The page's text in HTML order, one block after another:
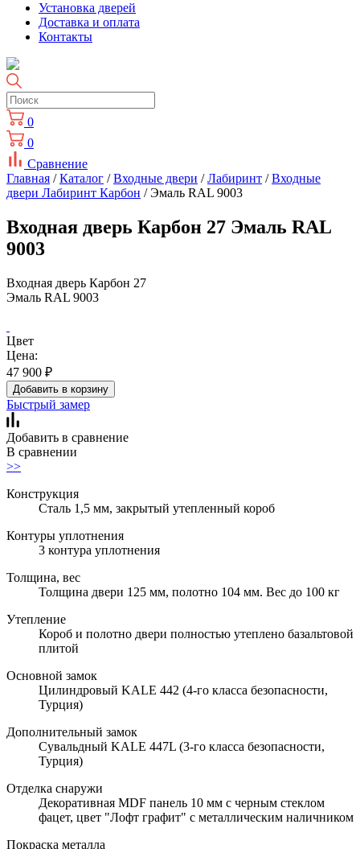
Установка дверей
Доставка и оплата
Контакты
0
0
Сравнение
Главная /Каталог /Входные двери /Лабиринт /Входные
двери Лабиринт Карбон / Эмаль RAL 9003
Входная дверь Карбон 27 Эмаль RAL
9003
Входная дверь Карбон 27
Эмаль RAL 9003
Цвет
Цена:
47 900 ₽
Добавить в корзину
Быстрый замер
Добавить в сравнение
В сравнении
>>
Конструкция
Сталь 1,5 мм, закрытый утепленный короб
Контуры уплотнения
3 контура уплотнения
Толщина, вес
Толщина двери 125 мм, полотно 104 мм. Вес до 100 кг
Утепление
Короб и полотно двери полностью утеплено базальтовой
плитой
Основной замок
Цилиндровый KALE 442 (4-го класса безопасности,
Турция)
Дополнительный замок
Сувальдный KALE 447L (3-го класса безопасности,
Турция)
Отделка снаружи
Декоративная MDF панель 10 мм с черным стеклом
фацет, цвет "Лофт графит" с металлическим наличником
Покраска металла